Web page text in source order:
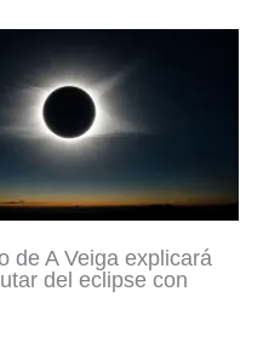
de A Veiga explicará
del eclipse con